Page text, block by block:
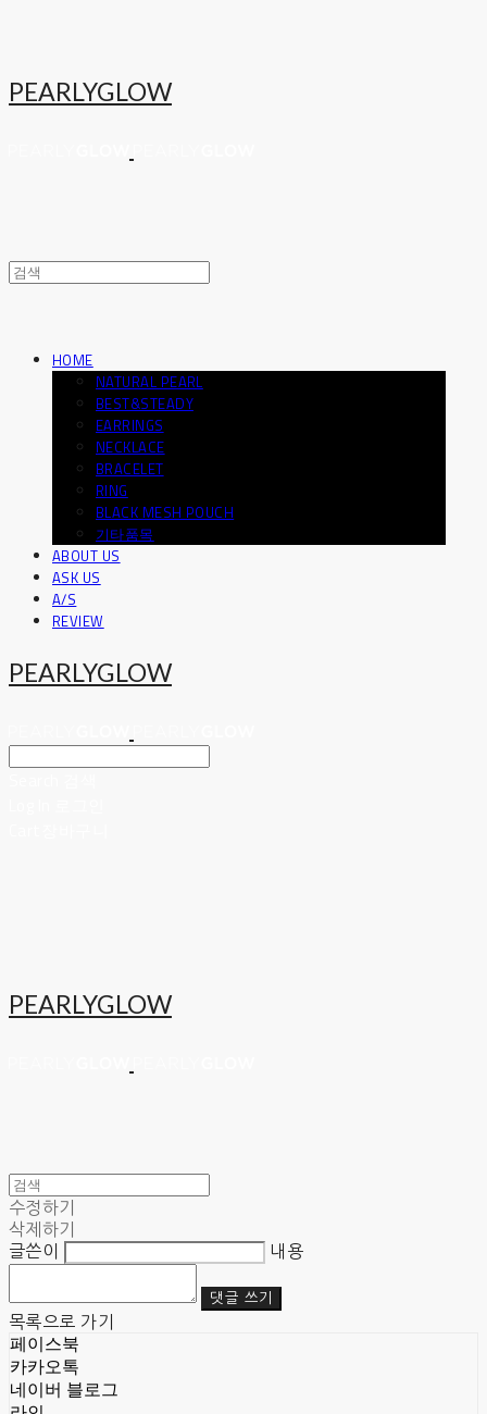
PEARLYGLOW
HOME
NATURAL PEARL
BEST&STEADY
EARRINGS
NECKLACE
BRACELET
RING
BLACK MESH POUCH
기타품목
ABOUT US
ASK US
A/S
REVIEW
PEARLYGLOW
PEARLYGLOW
수정하기
삭제하기
글쓴이
내용
댓글 쓰기
목록으로 가기
페이스북
카카오톡
네이버 블로그